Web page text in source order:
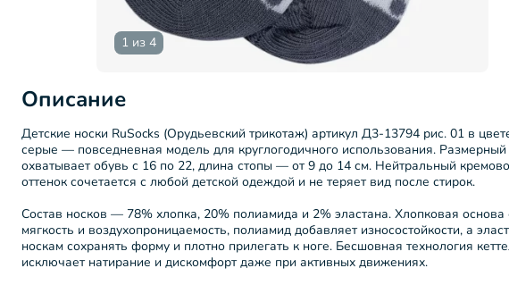
1 из 4
Описание
Детские носки RuSocks (Орудьевский трикотаж) артикул Д3-13794 рис. 01 в
серые — повседневная модель для круглогодичного использования.
охватывает обувь с 16 по 22, длина стопы — от 9 до 14 см. Нейтральный
оттенок сочетается с любой детской одеждой и не теряет вид после стирок.
Состав носков — 78% хлопка, 20% полиамида и 2% эластана. Хлопковая основа
мягкость и воздухопроницаемость, полиамид добавляет износостойкости, а
носкам сохранять форму и плотно прилегать к ноге. Бесшовная технология
исключает натирание и дискомфорт даже при активных движениях.